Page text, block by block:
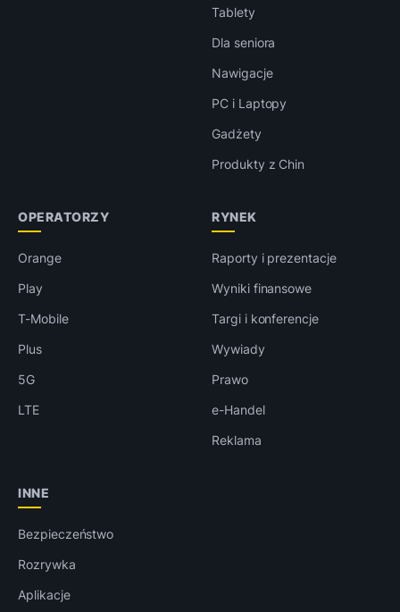
Tablety
Dla seniora
Nawigacje
PC i Laptopy
Gadżety
Produkty z Chin
OPERATORZY
Orange
Play
T-Mobile
Plus
5G
LTE
RYNEK
Raporty i prezentacje
Wyniki finansowe
Targi i konferencje
Wywiady
Prawo
e-Handel
Reklama
INNE
Bezpieczeństwo
Rozrywka
Aplikacje